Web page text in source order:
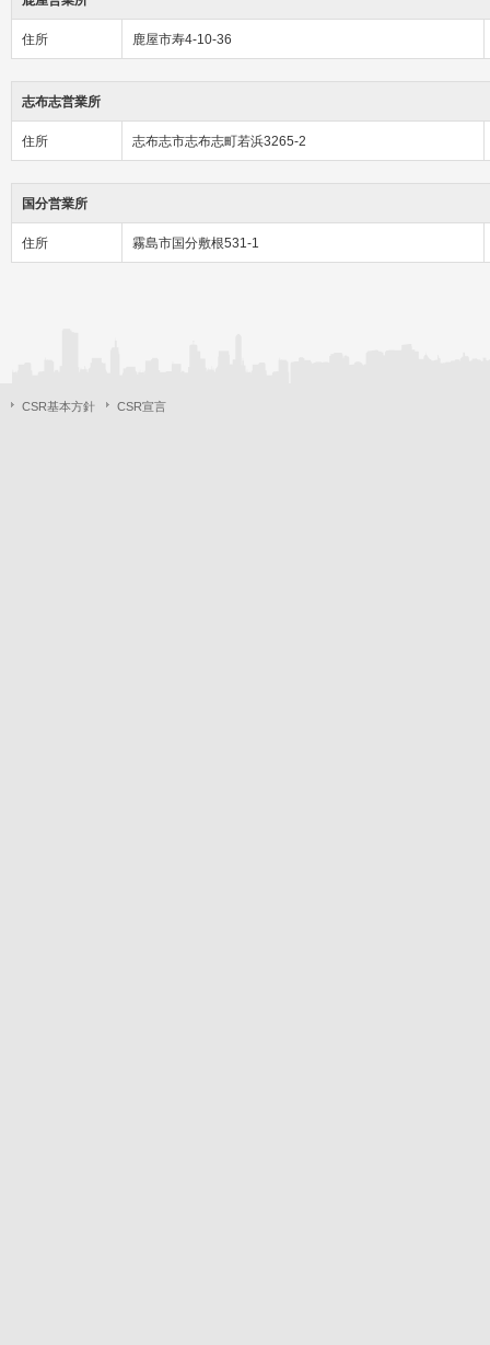
住所 鹿屋市寿4-10-36
志布志営業所
住所 志布志市志布志町若浜3265-2
国分営業所
住所 霧島市国分敷根531-1
CSR基本方針 CSR宣言